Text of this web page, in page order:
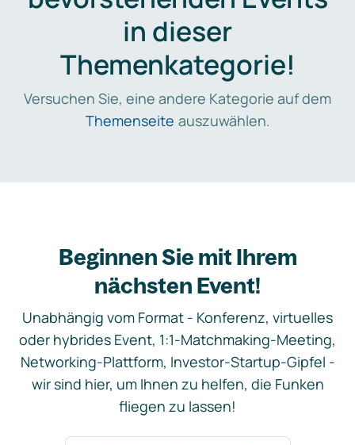
in dieser
Themenkategorie!
Versuchen Sie, eine andere Kategorie auf dem
Themenseite auszuwählen.
Beginnen Sie mit Ihrem
nächsten Event!
Unabhängig vom Format - Konferenz, virtuelles
oder hybrides Event, 1:1-Matchmaking-Meeting,
Networking-Plattform, Investor-Startup-Gipfel -
wir sind hier, um Ihnen zu helfen, die Funken
fliegen zu lassen!